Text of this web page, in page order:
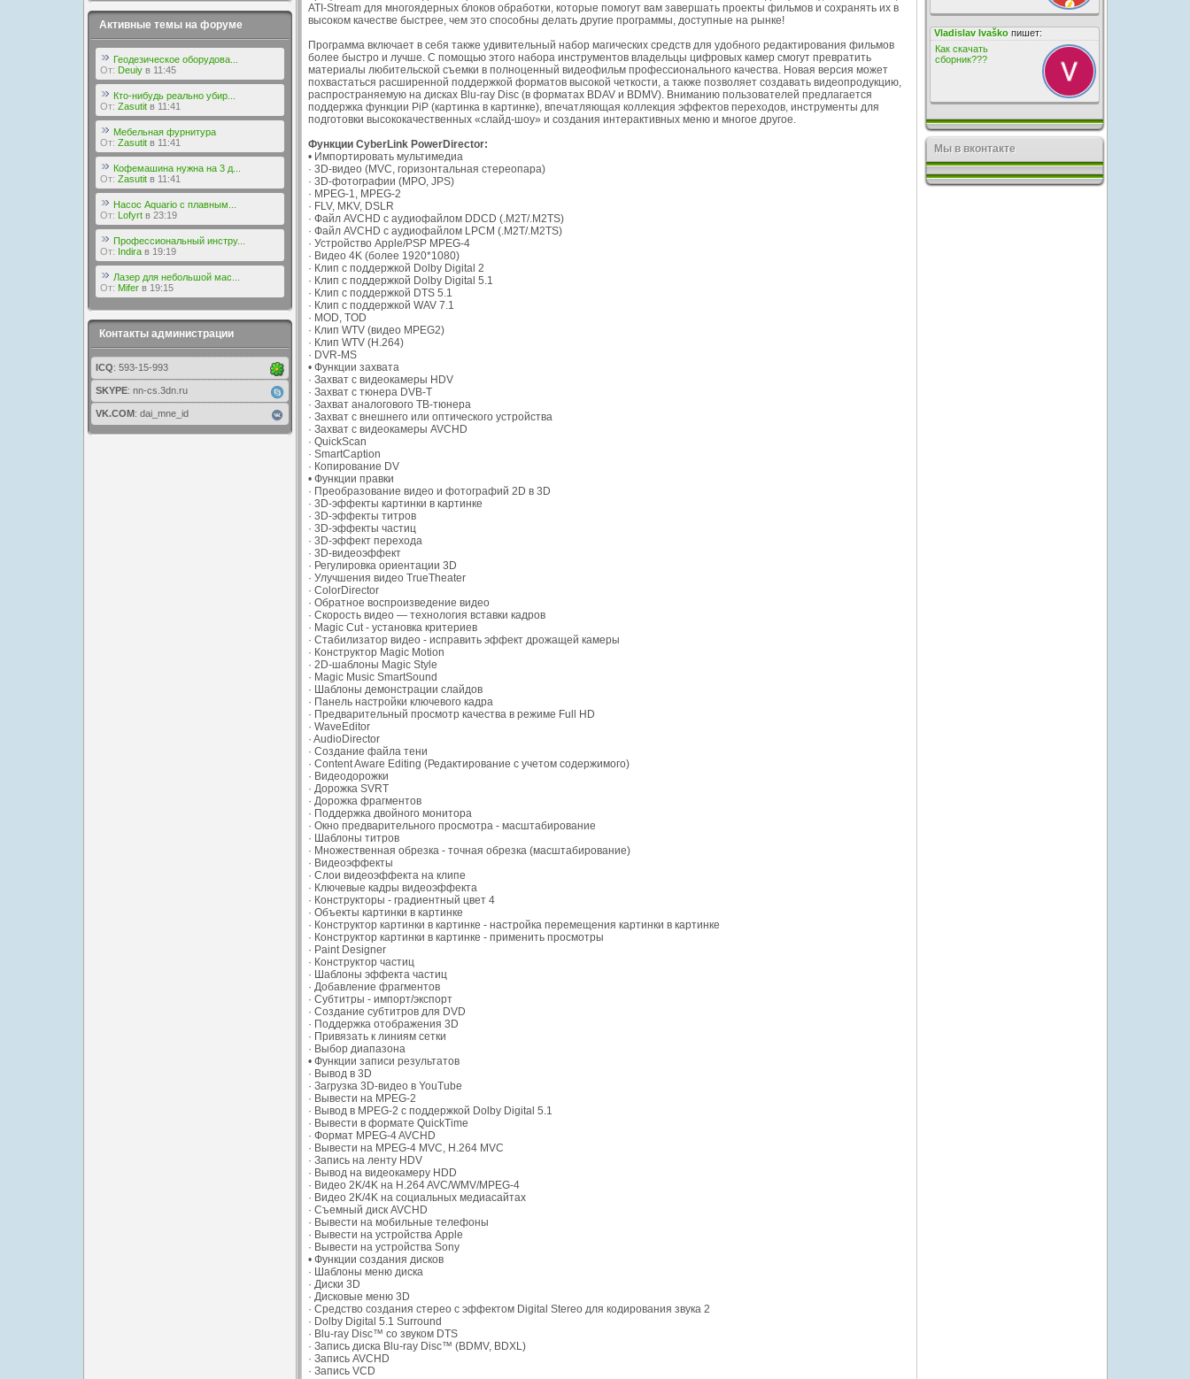
Активные темы на форуме
Геодезическое оборудова...
От: Deuiy в 11:45
Кто-нибудь реально убир...
От: Zasutit в 11:41
Мебельная фурнитура
От: Zasutit в 11:41
Кофемашина нужна на 3 д...
От: Zasutit в 11:41
Насос Aquario с плавным...
От: Lofyrt в 23:19
Профессиональный инстру...
От: Indira в 19:19
Лазер для небольшой мас...
От: Mifer в 19:15
Контакты администрации
ICQ: 593-15-993
SKYPE: nn-cs.3dn.ru
VK.COM: dai_mne_id
ATI-Stream для многоядерных блоков обработки, которые помогут вам завершать проекты фильмов и сохранять их в
высоком качестве быстрее, чем это способны делать другие программы, доступные на рынке!
Программа включает в себя также удивительный набор магических средств для удобного редактирования фильмов
более быстро и лучше. С помощью этого набора инструментов владельцы цифровых камер смогут превратить
материалы любительской съемки в полноценный видеофильм профессионального качества. Новая версия может
похвастаться расширенной поддержкой форматов высокой четкости, а также позволяет создавать видеопродукцию,
распространяемую на дисках Blu-ray Disc (в форматах BDAV и BDMV). Вниманию пользователей предлагается
поддержка функции PiP (картинка в картинке), впечатляющая коллекция эффектов переходов, инструменты для
подготовки высококачественных «слайд-шоу» и создания интерактивных меню и многое другое.
Функции CyberLink PowerDirector:
• Импортировать мультимедиа
· 3D-видео (MVC, горизонтальная стереопара)
· 3D-фотографии (MPO, JPS)
· MPEG-1, MPEG-2
· FLV, MKV, DSLR
· Файл AVCHD с аудиофайлом DDCD (.M2T/.M2TS)
· Файл AVCHD с аудиофайлом LPCM (.M2T/.M2TS)
· Устройство Apple/PSP MPEG-4
· Видео 4K (более 1920*1080)
· Клип с поддержкой Dolby Digital 2
· Клип с поддержкой Dolby Digital 5.1
· Клип с поддержкой DTS 5.1
· Клип с поддержкой WAV 7.1
· MOD, TOD
· Клип WTV (видео MPEG2)
· Клип WTV (H.264)
· DVR-MS
• Функции захвата
· Захват с видеокамеры HDV
· Захват с тюнера DVB-T
· Захват аналогового ТВ-тюнера
· Захват с внешнего или оптического устройства
· Захват с видеокамеры AVCHD
· QuickScan
· SmartCaption
· Копирование DV
• Функции правки
· Преобразование видео и фотографий 2D в 3D
· 3D-эффекты картинки в картинке
· 3D-эффекты титров
· 3D-эффекты частиц
· 3D-эффект перехода
· 3D-видеоэффект
· Регулировка ориентации 3D
· Улучшения видео TrueTheater
· ColorDirector
· Обратное воспроизведение видео
· Скорость видео — технология вставки кадров
· Magic Cut - установка критериев
· Стабилизатор видео - исправить эффект дрожащей камеры
· Конструктор Magic Motion
· 2D-шаблоны Magic Style
· Magic Music SmartSound
· Шаблоны демонстрации слайдов
· Панель настройки ключевого кадра
· Предварительный просмотр качества в режиме Full HD
· WaveEditor
· AudioDirector
· Создание файла тени
· Content Aware Editing (Редактирование с учетом содержимого)
· Видеодорожки
· Дорожка SVRT
· Дорожка фрагментов
· Поддержка двойного монитора
· Окно предварительного просмотра - масштабирование
· Шаблоны титров
· Множественная обрезка - точная обрезка (масштабирование)
· Видеоэффекты
· Слои видеоэффекта на клипе
· Ключевые кадры видеоэффекта
· Конструкторы - градиентный цвет 4
· Объекты картинки в картинке
· Конструктор картинки в картинке - настройка перемещения картинки в картинке
· Конструктор картинки в картинке - применить просмотры
· Paint Designer
· Конструктор частиц
· Шаблоны эффекта частиц
· Добавление фрагментов
· Субтитры - импорт/экспорт
· Создание субтитров для DVD
· Поддержка отображения 3D
· Привязать к линиям сетки
· Выбор диапазона
• Функции записи результатов
· Вывод в 3D
· Загрузка 3D-видео в YouTube
· Вывести на MPEG-2
· Вывод в MPEG-2 с поддержкой Dolby Digital 5.1
· Вывести в формате QuickTime
· Формат MPEG-4 AVCHD
· Вывести на MPEG-4 MVC, H.264 MVC
· Запись на ленту HDV
· Вывод на видеокамеру HDD
· Видео 2K/4K на H.264 AVC/WMV/MPEG-4
· Видео 2K/4K на социальных медиасайтах
· Съемный диск AVCHD
· Вывести на мобильные телефоны
· Вывести на устройства Apple
· Вывести на устройства Sony
• Функции создания дисков
· Шаблоны меню диска
· Диски 3D
· Дисковые меню 3D
· Средство создания стерео с эффектом Digital Stereo для кодирования звука 2
· Dolby Digital 5.1 Surround
· Blu-ray Disc™ со звуком DTS
· Запись диска Blu-ray Disc™ (BDMV, BDXL)
· Запись AVCHD
· Запись VCD
Vladislav Ivaškoпишет:
Как скачать
сборник???
Мы в вконтакте